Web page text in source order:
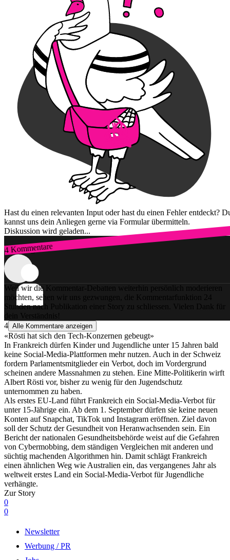
Hast du einen relevanten Input oder hast du einen Fehler entdeckt?
kannst uns dein Anliegen gerne via Formular übermitteln.
Diskussion wird geladen...
4 Kommentare
Zum Login
Weil wir die Kommentar-Debatten weiterhin persönlich moderieren
möchten, sehen wir uns gezwungen, die Kommentarfunktion 24
Stunden nach Publikation einer Story zu schliessen. Vielen Dank für
dein Verständnis!
4 Alle Kommentare anzeigen
«Rösti hat sich den Tech-Konzernen gebeugt»
In Frankreich dürfen Kinder und Jugendliche unter 15 Jahren bald
keine Social-Media-Plattformen mehr nutzen. Auch in der Schweiz
fordern Parlamentsmitglieder ein Verbot, doch im Vordergrund
scheinen andere Massnahmen zu stehen. Eine Mitte-Politikerin wirft
Albert Rösti vor, bisher zu wenig für den Jugendschutz
unternommen zu haben.
Als erstes EU-Land führt Frankreich ein Social-Media-Verbot für
unter 15-Jährige ein. Ab dem 1. September dürfen sie keine neuen
Konten auf Snapchat, TikTok und Instagram eröffnen. Ziel davon
soll der Schutz der Gesundheit von Heranwachsenden sein. Ein
Bericht der nationalen Gesundheitsbehörde weist auf die Gefahren
von Cybermobbing, dem ständigen Vergleichen mit anderen und
süchtig machenden Algorithmen hin. Damit schlägt Frankreich
einen ähnlichen Weg wie Australien ein, das vergangenes Jahr als
weltweit erstes Land ein Social-Media-Verbot für Jugendliche
verhängte.
Zur Story
0
0
Newsletter
Werbung / PR